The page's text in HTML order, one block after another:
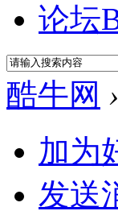
论坛
酷牛网 ›
加为
发送